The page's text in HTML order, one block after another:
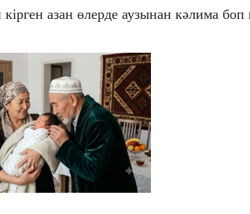
кірген азан өлерде аузынан кәлима